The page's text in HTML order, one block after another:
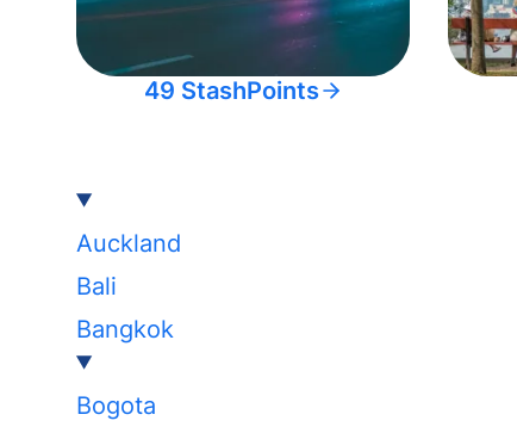
49 StashPoints
Auckland
Bali
Bangkok
Bogota